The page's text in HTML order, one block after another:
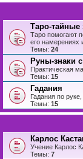
Таро-тайные
Таро помогают
его намерениях
Темы: 24
Руны-знаки
Практическая
Темы: 15
Гадания
Гадания по
Темы: 15
Карлос
Учение Карлос
Темы: 7